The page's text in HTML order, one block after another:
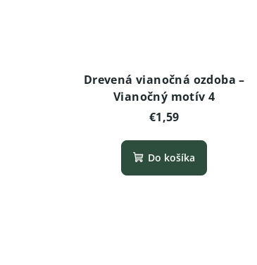
Drevená vianočná ozdoba –
Vianočný motív 4
€1,59
Do košíka